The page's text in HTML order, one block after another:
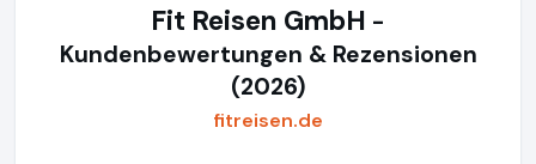
Fit Reisen GmbH -
Kundenbewertungen & Rezensionen
(2026)
fitreisen.de